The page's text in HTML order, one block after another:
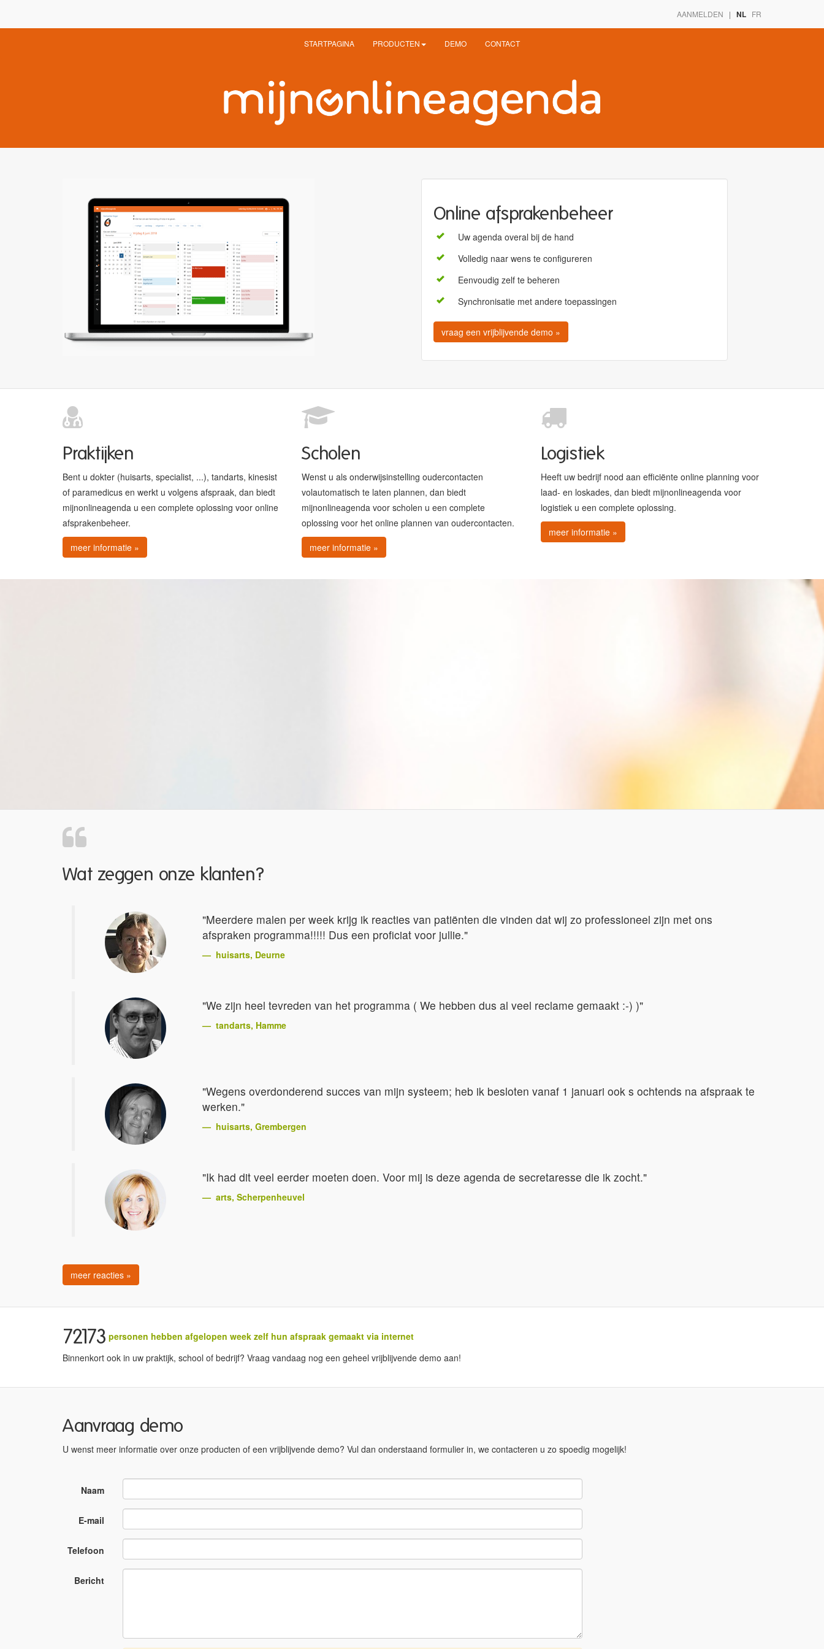
AANMELDEN | NL FR
STARTPAGINA PRODUCTEN DEMO CONTACT
Online afsprakenbeheer
Uw agenda overal bij de hand
Volledig naar wens te configureren
Eenvoudig zelf te beheren
Synchronisatie met andere toepassingen
vraag een vrijblijvende demo »
Praktijken
Bent u dokter (huisarts, specialist, ...), tandarts, kinesist
of paramedicus en werkt u volgens afspraak, dan biedt
mijnonlineagenda u een complete oplossing voor online
afsprakenbeheer.
meer informatie »
Scholen
Wenst u als onderwijsinstelling oudercontacten
volautomatisch te laten plannen, dan biedt
mijnonlineagenda voor scholen u een complete
oplossing voor het online plannen van oudercontacten.
meer informatie »
Logistiek
Heeft uw bedrijf nood aan efficiënte online planning voor
laad- en loskades, dan biedt mijnonlineagenda voor
logistiek u een complete oplossing.
meer informatie »
Wat zeggen onze klanten?
"Meerdere malen per week krijg ik reacties van patiënten die vinden dat wij zo professioneel zijn met ons
afspraken programma!!!!! Dus een proficiat voor jullie."
huisarts, Deurne
"We zijn heel tevreden van het programma ( We hebben dus al veel reclame gemaakt :-) )"
tandarts, Hamme
"Wegens overdonderend succes van mijn systeem; heb ik besloten vanaf 1 januari ook s ochtends na afspraak te
werken."
huisarts, Grembergen
"Ik had dit veel eerder moeten doen. Voor mij is deze agenda de secretaresse die ik zocht."
arts, Scherpenheuvel
meer reacties »
72173 personen hebben afgelopen week zelf hun afspraak gemaakt via internet
Binnenkort ook in uw praktijk, school of bedrijf? Vraag vandaag nog een geheel vrijblijvende demo aan!
Aanvraag demo
U wenst meer informatie over onze producten of een vrijblijvende demo? Vul dan onderstaand formulier in, we contacteren u zo spoedig mogelijk!
Naam
E-mail
Telefoon
Bericht